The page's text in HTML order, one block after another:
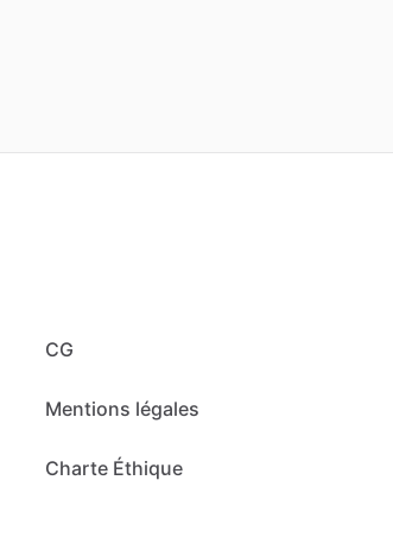
CG
Mentions légales
Charte Éthique